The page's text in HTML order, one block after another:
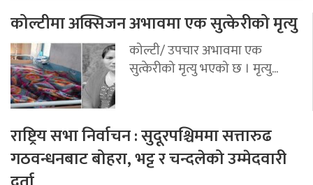
कोल्टीमा अक्सिजन अभावमा एक सुत्केरीको मृत्यु
कोल्टी/ उपचार अभावमा एक
सुत्केरीको मृत्यु भएको छ । मृत्यु...
राष्ट्रिय सभा निर्वाचन : सुदूरपश्चिममा सत्तारुढ
गठवन्धनबाट बोहरा, भट्ट र चन्दलेको उम्मेदवारी